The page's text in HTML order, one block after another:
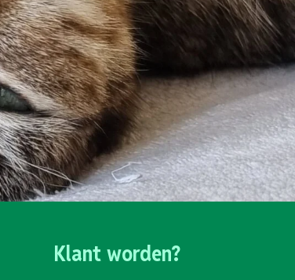
Klant worden?